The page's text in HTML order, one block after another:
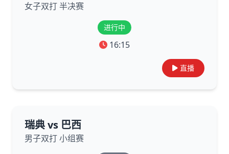
女子双打 半决赛
进行中
16:15
直播
瑞典 vs 巴西
男子双打 小组赛